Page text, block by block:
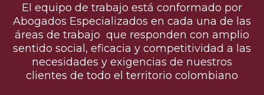
El equipo de trabajo está conformado por
Abogados Especializados en cada una de las
áreas de trabajo que responden con amplio
sentido social, eficacia y competitividad a las
necesidades y exigencias de nuestros
clientes de todo el territorio colombiano